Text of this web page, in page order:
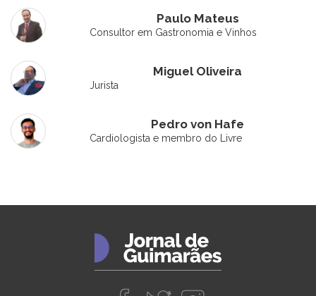
Paulo Mateus
Consultor em Gastronomia e Vinhos
Miguel Oliveira
Jurista
Pedro von Hafe
Cardiologista e membro do Livre